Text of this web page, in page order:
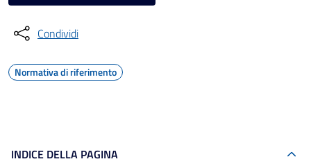
Condividi
Normativa di riferimento
INDICE DELLA PAGINA